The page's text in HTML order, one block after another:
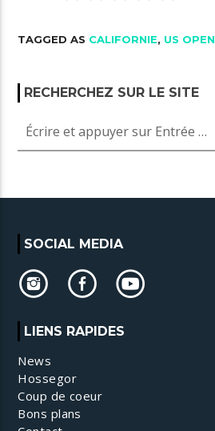
TAGGED AS CALIFORNIE, US OPEN
RECHERCHEZ SUR LE SITE
SOCIAL MEDIA
LIENS RAPIDES
News
Hossegor
Coup de coeur
Bons plans